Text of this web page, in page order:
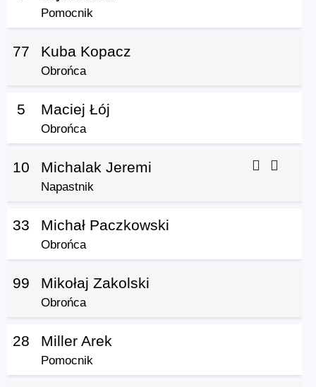
Pomocnik
77 Kuba Kopacz
Obrońca
5 Maciej Łój
Obrońca
10 Michalak Jeremi
Napastnik
33 Michał Paczkowski
Obrońca
99 Mikołaj Zakolski
Obrońca
28 Miller Arek
Pomocnik